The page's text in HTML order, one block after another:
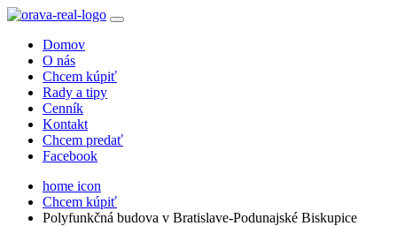
Domov
O nás
Chcem kúpiť
Rady a tipy
Cenník
Kontakt
Chcem predať
Facebook
home icon
Chcem kúpiť
Polyfunkčná budova v Bratislave-Podunajské Biskupice